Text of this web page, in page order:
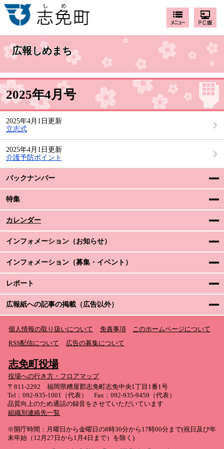
広報しめまち
バックナンバー
特集
カレンダー
インフォメーション（お知らせ）
インフォメーション（募集・イベント）
レポート
広報紙への記事の掲載（広告以外）
2025年4月号
2025年4月1日更新
立志式
2025年4月1日更新
介護予防ポイント
個人情報の取り扱いについて 免責事項
このホームページについて
RSS配信について
広告の募集について
志免町役場
役場への行き方・フロアマップ
〒811-2292 福岡県糟屋郡志免町志免中央1丁目1番1号
Tel：092-935-1001（代表） Fax：092-935-9459（代表）
品質向上のため通話の録音をさせていただいています
組織別連絡先一覧
※開庁時間：月曜日から金曜日の8時30分から17時00分まで(祝日及び年
末年始（12月27日から1月4日まで）を除く)